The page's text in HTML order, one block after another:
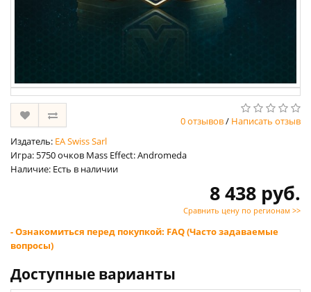
0 отзывов/ Написать отзыв
Издатель: EA Swiss Sarl
Игра: 5750 очков Mass Effect: Andromeda
Наличие: Есть в наличии
8 438 руб.
Сравнить цену по регионам >>
- Ознакомиться перед покупкой: FAQ (Часто задаваемые
вопросы)
Доступные варианты